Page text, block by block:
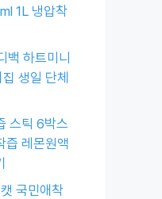
1L 냉압착
백 하트미니
생일 단체
스틱 6박스
레몬원액
국민애착